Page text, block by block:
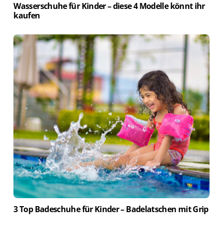
Wasserschuhe für Kinder – diese 4 Modelle könnt ihr
kaufen
3 Top Badeschuhe für Kinder – Badelatschen mit Grip